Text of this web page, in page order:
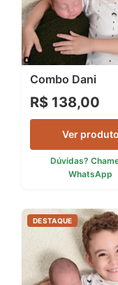
Combo Dani
R$ 138,00
Ver produto
Dúvidas?
WhatsApp
DESTAQUE